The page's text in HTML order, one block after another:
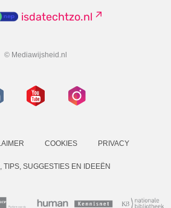
isdatechtzo.nl
© Mediawijsheid.nl
COOKIES PRIVACY
TIPS, SUGGESTIES EN IDEEËN